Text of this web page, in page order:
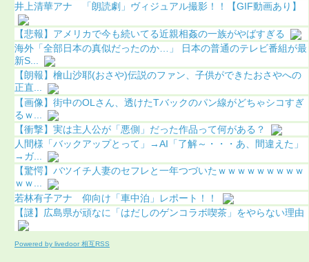
井上清華アナ 「朗読劇」ヴィジュアル撮影！！【GIF動画あり】
【悲報】アメリカで今も続いてる近親相姦の一族がやばすぎる
海外「全部日本の真似だったのか…」 日本の普通のテレビ番組が最
新S...
【朗報】檜山沙耶(おさや)伝説のファン、子供ができたおさやへの
正直...
【画像】街中のOLさん、透けたTバックのパン線がどちゃシコすぎ
るｗ...
【衝撃】実は主人公が「悪側」だった作品って何がある？
人間様「バックアップとって」→AI「了解～・・・あ、間違えた」
→ガ...
【驚愕】バツイチ人妻のセフレと一年つづいたｗｗｗｗｗｗｗｗｗ
ｗｗ...
若林有子アナ 仰向け「車中泊」レポート！！
【謎】広島県が頑なに「はだしのゲンコラボ喫茶」をやらない理由
Powered by livedoor 相互RSS